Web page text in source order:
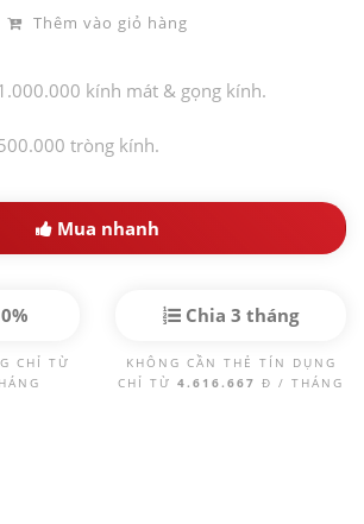
Thêm vào giỏ hàng
kính mát & gọng kính.
tròng kính.
Mua nhanh
CHỈ TỪ
Chia 3 tháng
KHÔNG CẦN THẺ TÍN DỤNG
CHỈ TỪ 4.616.667 Đ / THÁNG